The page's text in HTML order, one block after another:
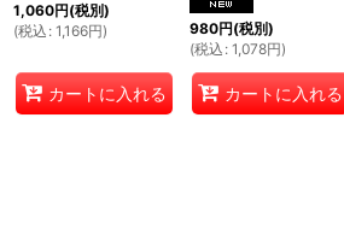
1,060円(税別)
(税込 : 1,166円)
カートに入れる
980円(税別)
(税込 : 1,078円)
カートに入れる